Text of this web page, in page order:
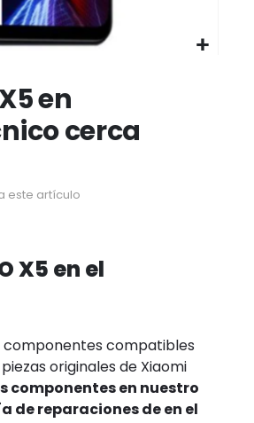
en
cerca
este artículo
X5 en el
componentes compatibles
originales de Xiaomi
componentes en nuestro
de reparaciones de en el